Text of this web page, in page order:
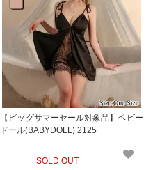
【ビッグサマーセール対象品】ベビー
ドール(BABYDOLL) 2125
SOLD OUT